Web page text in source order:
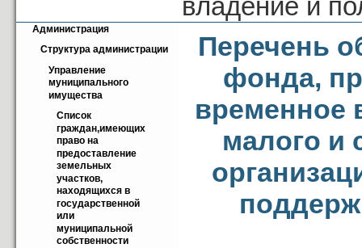
владение и
Администрация
Структура администрации
Управление
муниципального
имущества
Список
граждан,имеющих
право на
предоставление
земельных
участков,
находящихся в
государственной
или
муниципальной
собственности
Перечень
фонда,
временное
малого и